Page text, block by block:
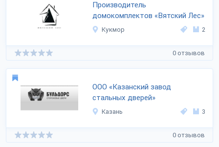
Производитель
домокомплектов «Вятский Лес»
Кукмор 2
0 отзывов
ООО «Казанский завод
стальных дверей»
Казань 3
0 отзывов